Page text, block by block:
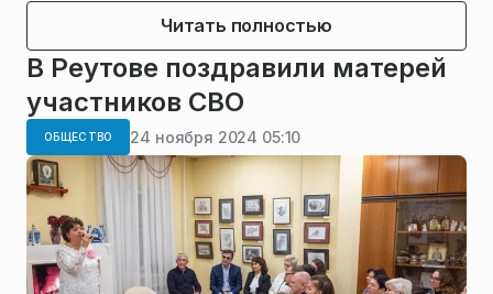
Читать полностью
В Реутове поздравили матерей
участников СВО
ОБЩЕСТВО 24 ноября 2024 05:10